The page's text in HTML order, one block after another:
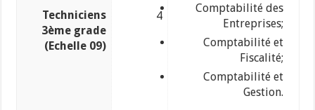
Techniciens
3ème grade
(Echelle 09)
4
Comptabilité des
Entreprises;
Comptabilité et
Fiscalité;
Comptabilité et
Gestion.